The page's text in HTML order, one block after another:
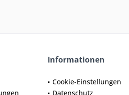
Informationen
Cookie-Einstellungen
Datenschutz